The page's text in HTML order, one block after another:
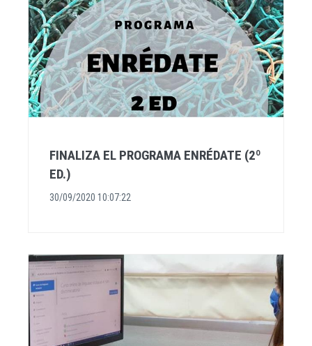
FINALIZA EL PROGRAMA ENRÉDATE (2º
ED.)
30/09/2020 10:07:22